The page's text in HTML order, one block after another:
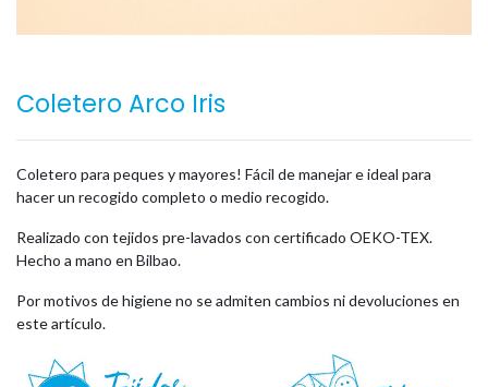
Coletero Arco Iris
Coletero para peques y mayores! Fácil de manejar e ideal para
hacer un recogido completo o medio recogido.
Realizado con tejidos pre-lavados con certificado OEKO-TEX.
Hecho a mano en Bilbao.
Por motivos de higiene no se admiten cambios ni devoluciones en
este artículo.